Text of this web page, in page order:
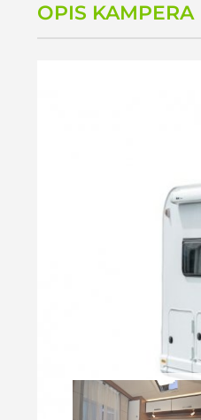
OPIS KAMPERA